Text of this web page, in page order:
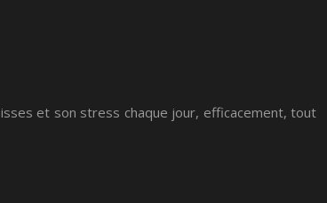
et son stress chaque jour, efficacement, tout